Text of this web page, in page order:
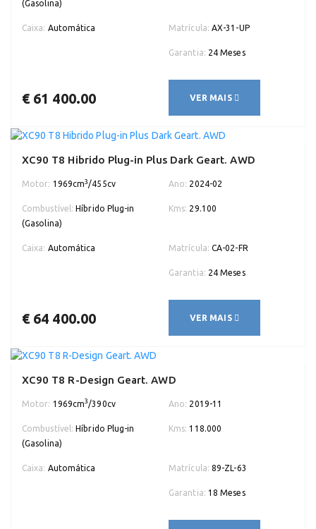
(Gasolina)
Caixa: Automática Matrícula: AX-31-UP
Garantia: 24 Meses
€ 61 400.00 VER MAIS
XC90 T8 Hibrido Plug-in Plus Dark Geart. AWD
Motor: 1969cm3/455cv Ano: 2024-02
Combustível: Híbrido Plug-in
(Gasolina)
Kms: 29.100
Caixa: Automática Matrícula: CA-02-FR
Garantia: 24 Meses
€ 64 400.00 VER MAIS
XC90 T8 R-Design Geart. AWD
Motor: 1969cm3/390cv Ano: 2019-11
Combustível: Híbrido Plug-in
(Gasolina)
Kms: 118.000
Caixa: Automática Matrícula: 89-ZL-63
Garantia: 18 Meses